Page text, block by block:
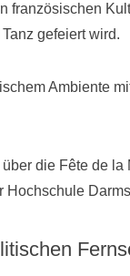
französischen
gefeiert wird.
Ambiente
die Fête de
Hochschule